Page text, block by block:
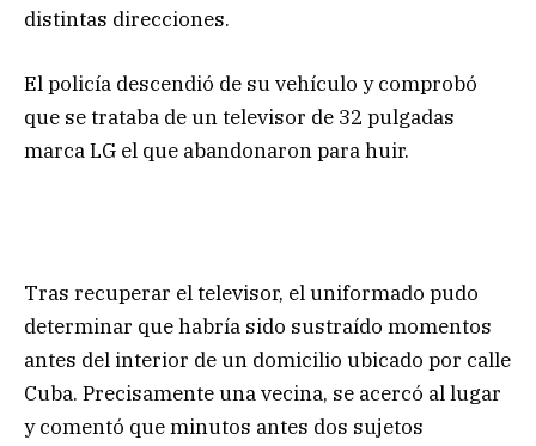
distintas direcciones.
El policía descendió de su vehículo y comprobó
que se trataba de un televisor de 32 pulgadas
marca LG el que abandonaron para huir.
Tras recuperar el televisor, el uniformado pudo
determinar que habría sido sustraído momentos
antes del interior de un domicilio ubicado por calle
Cuba. Precisamente una vecina, se acercó al lugar
y comentó que minutos antes dos sujetos